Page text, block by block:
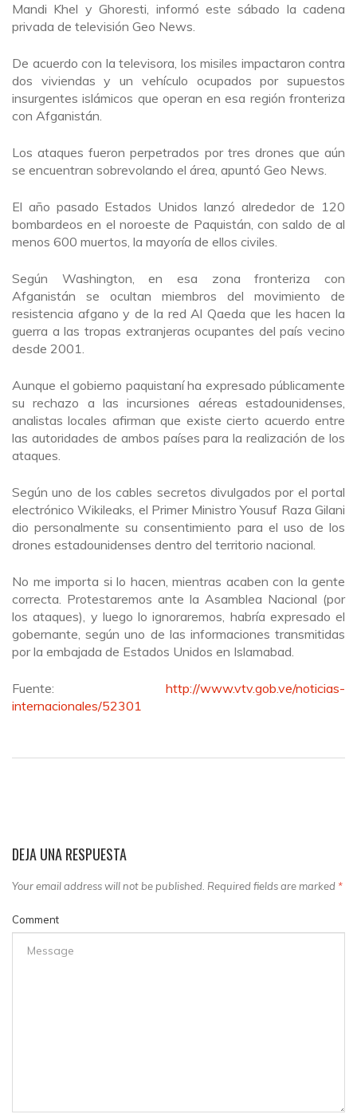
Mandi Khel y Ghoresti, informó este sábado la cadena
privada de televisión Geo News.
De acuerdo con la televisora, los misiles impactaron contra
dos viviendas y un vehículo ocupados por supuestos
insurgentes islámicos que operan en esa región fronteriza
con Afganistán.
Los ataques fueron perpetrados por tres drones que aún
se encuentran sobrevolando el área, apuntó Geo News.
El año pasado Estados Unidos lanzó alrededor de 120
bombardeos en el noroeste de Paquistán, con saldo de al
menos 600 muertos, la mayoría de ellos civiles.
Según Washington, en esa zona fronteriza con
Afganistán se ocultan miembros del movimiento de
resistencia afgano y de la red Al Qaeda que les hacen la
guerra a las tropas extranjeras ocupantes del país vecino
desde 2001.
Aunque el gobierno paquistaní ha expresado públicamente
su rechazo a las incursiones aéreas estadounidenses,
analistas locales afirman que existe cierto acuerdo entre
las autoridades de ambos países para la realización de los
ataques.
Según uno de los cables secretos divulgados por el portal
electrónico Wikileaks, el Primer Ministro Yousuf Raza Gilani
dio personalmente su consentimiento para el uso de los
drones estadounidenses dentro del territorio nacional.
No me importa si lo hacen, mientras acaben con la gente
correcta. Protestaremos ante la Asamblea Nacional (por
los ataques), y luego lo ignoraremos, habría expresado el
gobernante, según uno de las informaciones transmitidas
por la embajada de Estados Unidos en Islamabad.
Fuente: http://www.vtv.gob.ve/noticias-
internacionales/52301
DEJA UNA RESPUESTA
Your email address will not be published. Required fields are marked *
Comment